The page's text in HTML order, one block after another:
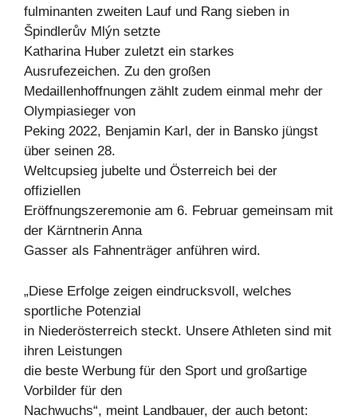
fulminanten zweiten Lauf und Rang sieben in
Špindlerův Mlýn setzte
Katharina Huber zuletzt ein starkes
Ausrufezeichen. Zu den großen
Medaillenhoffnungen zählt zudem einmal mehr der
Olympiasieger von
Peking 2022, Benjamin Karl, der in Bansko jüngst
über seinen 28.
Weltcupsieg jubelte und Österreich bei der
offiziellen
Eröffnungszeremonie am 6. Februar gemeinsam mit
der Kärntnerin Anna
Gasser als Fahnenträger anführen wird.
„Diese Erfolge zeigen eindrucksvoll, welches
sportliche Potenzial
in Niederösterreich steckt. Unsere Athleten sind mit
ihren Leistungen
die beste Werbung für den Sport und großartige
Vorbilder für den
Nachwuchs“, meint Landbauer, der auch betont: